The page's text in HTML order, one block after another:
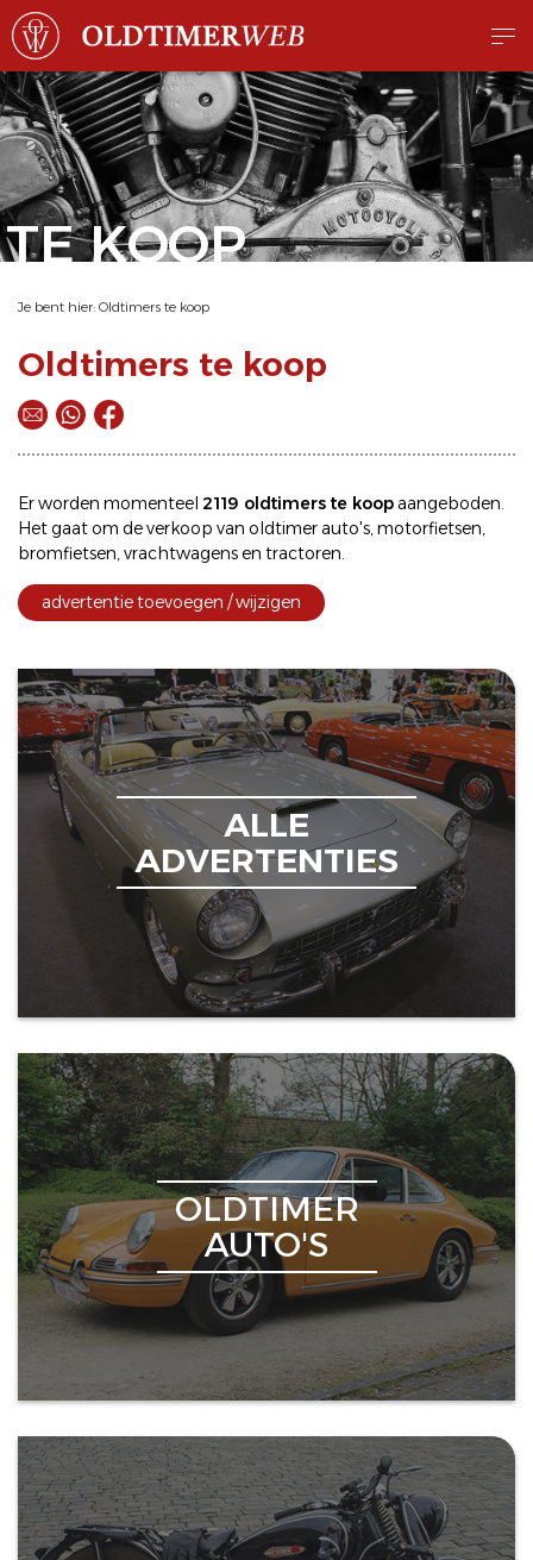
TE KOOP
Je bent hier: Oldtimers te koop
Oldtimers te koop
Er worden momenteel 2119 oldtimers te koopaangeboden.
Het gaat om deverkoop van oldtimerauto's,motorfietsen,
bromfietsen,vrachtwagens en tractoren.
advertentie toevoegen / wijzigen
ALLE
ADVERTENTIES
OLDTIMER
AUTO'S